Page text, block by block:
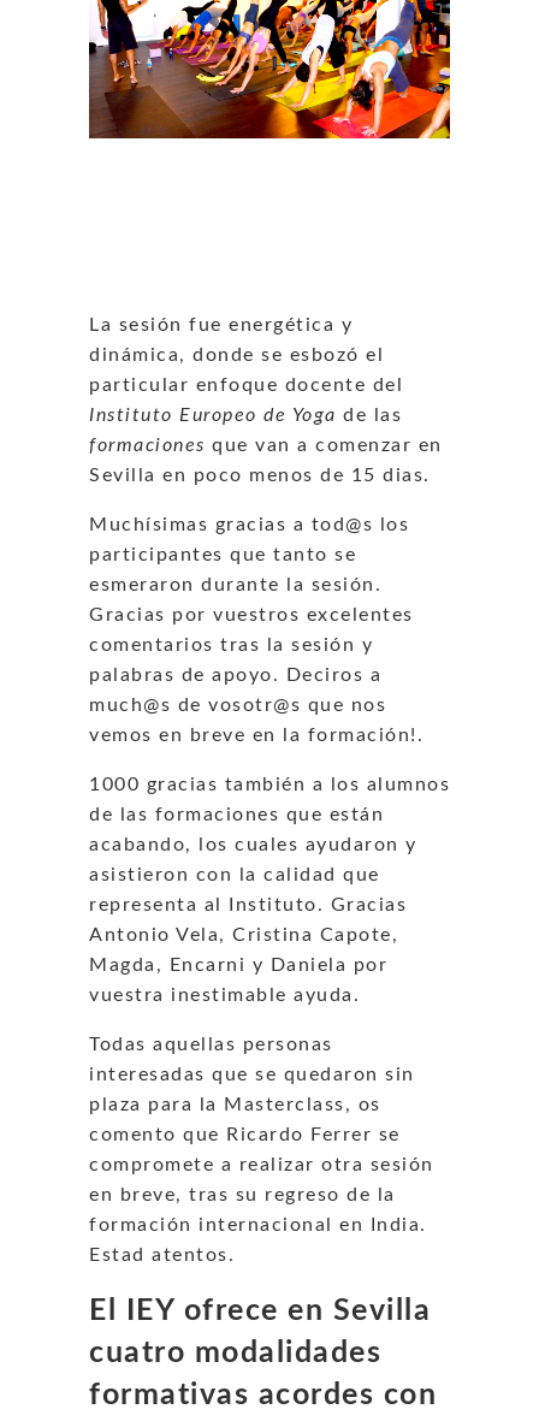
La sesión fue energética y
dinámica, donde se esbozó el
particular enfoque docente del
Instituto Europeo de Yoga de las
formaciones que van a comenzar en
Sevilla en poco menos de 15 dias.
Muchísimas gracias a tod@s los
participantes que tanto se
esmeraron durante la sesión.
Gracias por vuestros excelentes
comentarios tras la sesión y
palabras de apoyo. Deciros a
much@s de vosotr@s que nos
vemos en breve en la formación!.
1000 gracias también a los alumnos
de las formaciones que están
acabando, los cuales ayudaron y
asistieron con la calidad que
representa al Instituto. Gracias
Antonio Vela, Cristina Capote,
Magda, Encarni y Daniela por
vuestra inestimable ayuda.
Todas aquellas personas
interesadas que se quedaron sin
plaza para la Masterclass, os
comento que Ricardo Ferrer se
compromete a realizar otra sesión
en breve, tras su regreso de la
formación internacional en India.
Estad atentos.
El IEY ofrece en Sevilla
cuatro modalidades
formativas acordes con